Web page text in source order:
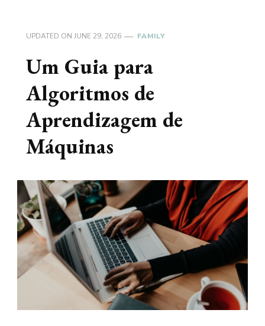
UPDATED ON JUNE 29, 2026 FAMILY
Um Guia para
Algoritmos de
Aprendizagem de
Máquinas